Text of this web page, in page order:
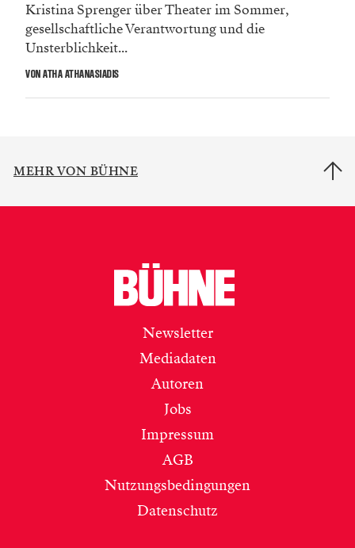
Kristina Sprenger über Theater im Sommer,
gesellschaftliche Verantwortung und die
Unsterblichkeit...
VON ATHA ATHANASIADIS
MEHR VON BÜHNE
Newsletter
Mediadaten
Autoren
Jobs
Impressum
AGB
Nutzungsbedingungen
Datenschutz